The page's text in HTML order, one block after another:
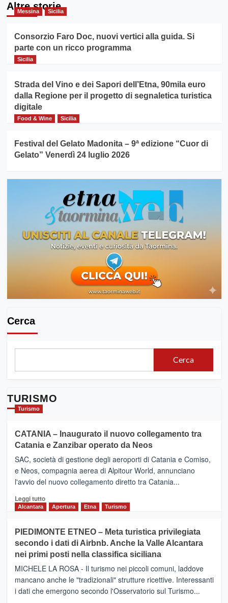
Altre storie
Messina Sicilia
Consorzio Faro Doc, nuovi vertici alla guida. Si
parte con un ricco programma
Sicilia
Strada del Vino e dei Sapori dell’Etna, 90mila euro
dalla Regione per il progetto di segnaletica turistica
digitale
Food & Wine Sicilia
Festival del Gelato Madonita – 9ª edizione “Cuor di
Gelato” Venerdì 24 luglio 2026
Cerca
Cerca
TURISMO
Turismo
CATANIA – Inaugurato il nuovo collegamento tra
Catania e Zanzibar operato da Neos
SAC, società di gestione degli aeroporti di Catania e Comiso,
e Neos, compagnia aerea di Alpitour World, annunciano
l'avvio del nuovo collegamento diretto tra Catania...
Leggi tuttoLeggi
CATANIA
–
Inaugurato
il
nuovo
collegamento
tra
Alcantara Apertura Etna Turismo
PIEDIMONTE ETNEO – Meta turistica privilegiata
secondo i dati di Airbnb. Anche la Valle Alcantara
nei primi posti nella classifica siciliana
MICHELE LA ROSA - Il turismo nei piccoli comuni, laddove
mancano anche le "tradizionali" strutture ricettive. Interessanti
i dati che emergono secondo l'Osservatorio sul Turismo...